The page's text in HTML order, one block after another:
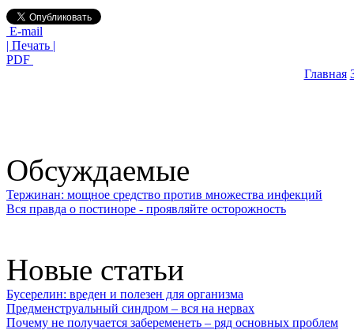
E-mail
| Печать |
PDF
Главная
Обсуждаемые
Тержинан: мощное средство против множества инфекций
Вся правда о постиноре - проявляйте осторожность
Новые статьи
Бусерелин: вреден и полезен для организма
Предменструальный синдром – вся на нервах
Почему не получается забеременеть – ряд основных проблем